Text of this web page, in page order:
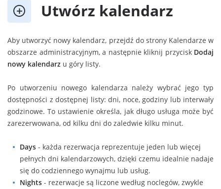
Utwórz kalendarz
Aby utworzyć nowy kalendarz, przejdź do strony Kalendarze w
obszarze administracyjnym, a następnie kliknij przycisk Dodaj
nowy kalendarz u góry listy.
Po utworzeniu nowego kalendarza należy wybrać jego typ
dostępności z dostępnej listy: dni, noce, godziny lub interwały
godzinowe. To ustawienie określa, jak długo usługa może być
zarezerwowana, od kilku dni do zaledwie kilku minut.
Days - każda rezerwacja reprezentuje jeden lub więcej
pełnych dni kalendarzowych, dzięki czemu idealnie nadaje
się do codziennego wynajmu lub usług.
Nights - rezerwacje są liczone według noclegów, zwykle